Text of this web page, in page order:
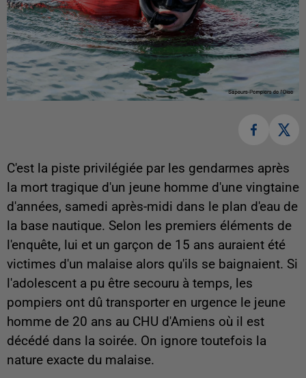
C'est la piste privilégiée par les gendarmes après
la mort tragique d'un jeune homme d'une vingtaine
d'années, samedi après-midi dans le plan d'eau de
la base nautique. Selon les premiers éléments de
l'enquête, lui et un garçon de 15 ans auraient été
victimes d'un malaise alors qu'ils se baignaient. Si
l'adolescent a pu être secouru à temps, les
pompiers ont dû transporter en urgence le jeune
homme de 20 ans au CHU d'Amiens où il est
décédé dans la soirée. On ignore toutefois la
nature exacte du malaise.